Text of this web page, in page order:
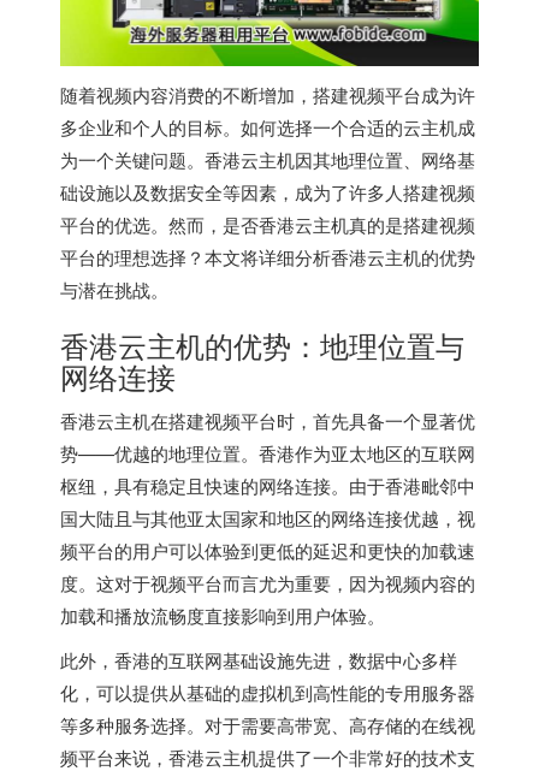
随着视频内容消费的不断增加，搭建视频平台成为许
多企业和个人的目标。如何选择一个合适的云主机成
为一个关键问题。香港云主机因其地理位置、网络基
础设施以及数据安全等因素，成为了许多人搭建视频
平台的优选。然而，是否香港云主机真的是搭建视频
平台的理想选择？本文将详细分析香港云主机的优势
与潜在挑战。
香港云主机的优势：地理位置与
网络连接
香港云主机在搭建视频平台时，首先具备一个显著优
势——优越的地理位置。香港作为亚太地区的互联网
枢纽，具有稳定且快速的网络连接。由于香港毗邻中
国大陆且与其他亚太国家和地区的网络连接优越，视
频平台的用户可以体验到更低的延迟和更快的加载速
度。这对于视频平台而言尤为重要，因为视频内容的
加载和播放流畅度直接影响到用户体验。
此外，香港的互联网基础设施先进，数据中心多样
化，可以提供从基础的虚拟机到高性能的专用服务器
等多种服务选择。对于需要高带宽、高存储的在线视
频平台来说， 香港云主机提供了一个非常好的技术支